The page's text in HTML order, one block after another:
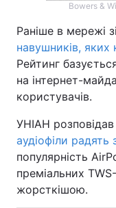
Bowers &
Раніше в мережі
навушників,
Рейтинг
на інтернет-
користувачів.
УНІАН
аудіофіли радять
популярність
преміальних
жорсткішою.